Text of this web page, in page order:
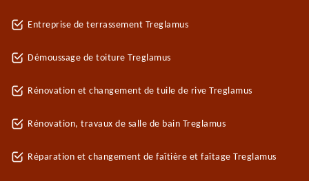
Entreprise de terrassement Treglamus
Démoussage de toiture Treglamus
Rénovation et changement de tuile de rive Treglamus
Rénovation, travaux de salle de bain Treglamus
Réparation et changement de faîtière et faîtage Treglamus